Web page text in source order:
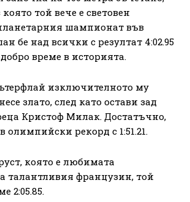
той вече е световен
шампионат във
бе над всички с резултат 4:02.95
време в историята.
изключителното му
злато, след като остави зад
Кристоф Милак. Достатъчно,
олимпийски рекорд с 1:51.21.
която е любимата
талантливия французин, той
2:05.85.